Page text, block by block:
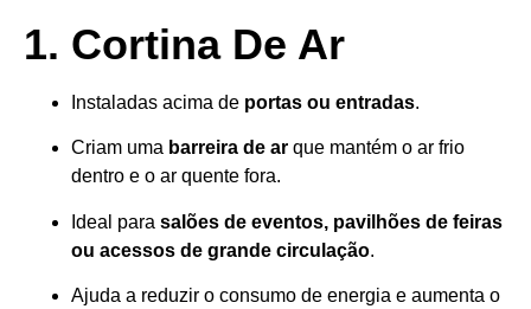
1. Cortina De Ar
Instaladas acima de portas ou entradas.
Criam uma barreira de ar que mantém o ar frio
dentro e o ar quente fora.
Ideal para salões de eventos, pavilhões de feiras
ou acessos de grande circulação.
Ajuda a reduzir o consumo de energia e aumenta o